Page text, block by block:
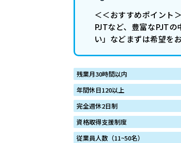
＜＜おすすめポイント
PJTなど、豊富なPJT
い」などまずは希望を
残業月30時間以内
年間休日120以上
完全週休2日制
資格取得支援制度
従業員人数（11~50名）